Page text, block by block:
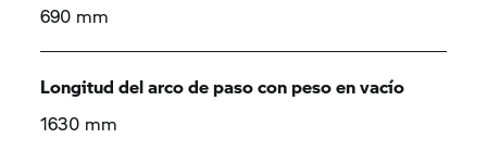
690 mm
Longitud del arco de paso con peso en vacío
1630 mm